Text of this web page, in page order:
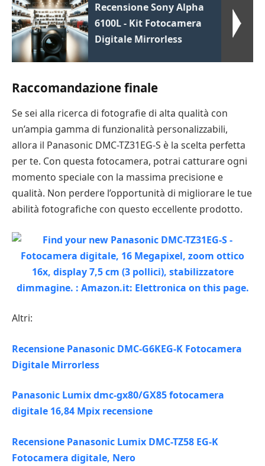
Recensione Sony Alpha
6100L - Kit Fotocamera
Digitale Mirrorless
Raccomandazione finale
Se sei alla ricerca di fotografie di alta qualità con
un’ampia gamma di funzionalità personalizzabili,
allora il Panasonic DMC-TZ31EG-S è la scelta perfetta
per te. Con questa fotocamera, potrai catturare ogni
momento speciale con la massima precisione e
qualità. Non perdere l’opportunità di migliorare le tue
abilità fotografiche con questo eccellente prodotto.
Altri:
Recensione Panasonic DMC-G6KEG-K Fotocamera
Digitale Mirrorless
Panasonic Lumix dmc-gx80/GX85 fotocamera
digitale 16,84 Mpix recensione
Recensione Panasonic Lumix DMC-TZ58 EG-K
Fotocamera digitale, Nero